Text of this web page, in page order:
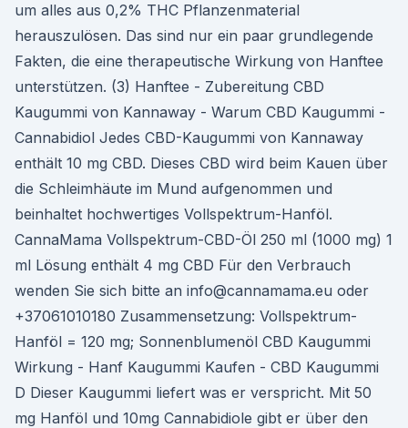
um alles aus 0,2% THC Pflanzenmaterial
herauszulösen. Das sind nur ein paar grundlegende
Fakten, die eine therapeutische Wirkung von Hanftee
unterstützen. (3) Hanftee - Zubereitung CBD
Kaugummi von Kannaway - Warum CBD Kaugummi -
Cannabidiol Jedes CBD-Kaugummi von Kannaway
enthält 10 mg CBD. Dieses CBD wird beim Kauen über
die Schleimhäute im Mund aufgenommen und
beinhaltet hochwertiges Vollspektrum-Hanföl.
CannaMama Vollspektrum-CBD-Öl 250 ml (1000 mg) 1
ml Lösung enthält 4 mg CBD Für den Verbrauch
wenden Sie sich bitte an info@cannamama.eu oder
+37061010180 Zusammensetzung: Vollspektrum-
Hanföl = 120 mg; Sonnenblumenöl CBD Kaugummi
Wirkung - Hanf Kaugummi Kaufen - CBD Kaugummi
D Dieser Kaugummi liefert was er verspricht. Mit 50
mg Hanföl und 10mg Cannabidiole gibt er über den